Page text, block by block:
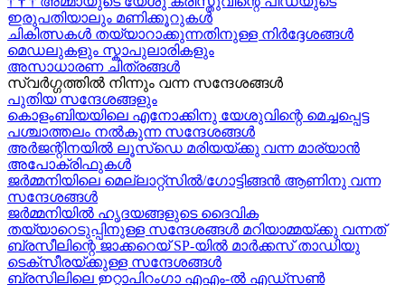
ഇരുപതിയാലും മണിക്കൂറുകള്‍
ചികിത്സകൾ തയ്യാറാക്കുന്നതിനുള്ള നിർദ്ദേശങ്ങൾ
മെഡലുകളും സ്കാപുലാരികളും
അസാധാരണ ചിത്രങ്ങൾ
സ്വര്‍ഗ്ഗത്തിൽ നിന്നും വന്ന സന്ദേശങ്ങള്‍
പുതിയ സന്ദേശങ്ങളും
കൊളംബിയയിലെ എനോക്കിനു യേശുവിന്റെ മെച്ചപ്പെട്ട
പശ്ചാത്തലം നൽകുന്ന സന്ദേശങ്ങള്‍
അർജന്റിനയിൽ ലൂസ്ഡെ മരിയയ്ക്കു വന്ന മാര്യാന്‍
അപോക്രിഫുകള്‍
ജർമ്മനിയിലെ മെല്ലാറ്റ്സിൽ/ഗോട്ടിങ്ങൻ ആണിനു വന്ന
സന്ദേശങ്ങൾ
ജർമ്മനിയിൽ ഹൃദയങ്ങളുടെ ദൈവിക
തയ്യാറെടുപ്പിനുള്ള സന്ദേശങ്ങൾ മറിയാമ്മയ്ക്കു വന്നത്
ബ്രസീലിന്റെ ജാക്കറെയ്‍ SP-യിൽ മാർക്കസ് താഡിയു
ടെക്സീരയ്ക്കുള്ള സന്ദേശങ്ങള്‍
ബ്രസിലിലെ ഇറ്റാപിറംഗാ എഎം-ൽ എഡ്സൺ